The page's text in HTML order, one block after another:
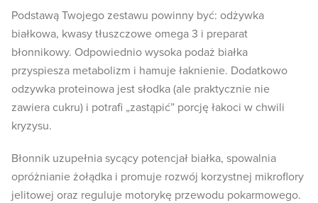
Podstawą Twojego zestawu powinny być: odżywka
białkowa, kwasy tłuszczowe omega 3 i preparat
błonnikowy. Odpowiednio wysoka podaż białka
przyspiesza metabolizm i hamuje łaknienie. Dodatkowo
odzywka proteinowa jest słodka (ale praktycznie nie
zawiera cukru) i potrafi „zastąpić” porcję łakoci w chwili
kryzysu.
Błonnik uzupełnia sycący potencjał białka, spowalnia
opróżnianie żołądka i promuje rozwój korzystnej mikroflory
jelitowej oraz reguluje motorykę przewodu pokarmowego.